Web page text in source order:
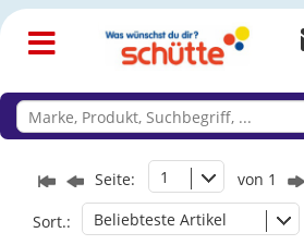
Seite: 1 von 1
Sort.: Beliebteste Artikel